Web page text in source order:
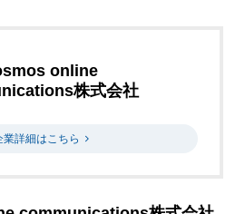
online
株式会社
業詳細はこちら